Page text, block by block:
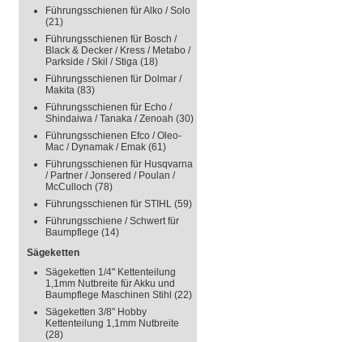
Führungsschienen für Alko / Solo
(21)
Führungsschienen für Bosch /
Black & Decker / Kress / Metabo /
Parkside / Skil / Stiga (18)
Führungsschienen für Dolmar /
Makita (83)
Führungsschienen für Echo /
Shindaiwa / Tanaka / Zenoah (30)
Führungsschienen Efco / Oleo-
Mac / Dynamak / Emak (61)
Führungsschienen für Husqvarna
/ Partner / Jonsered / Poulan /
McCulloch (78)
Führungsschienen für STIHL (59)
Führungsschiene / Schwert für
Baumpflege (14)
Sägeketten
Sägeketten 1/4" Kettenteilung
1,1mm Nutbreite für Akku und
Baumpflege Maschinen Stihl (22)
Sägeketten 3/8" Hobby
Kettenteilung 1,1mm Nutbreite
(28)